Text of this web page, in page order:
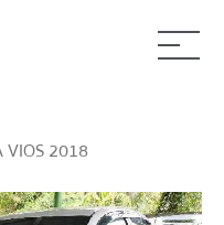
VIOS 2018